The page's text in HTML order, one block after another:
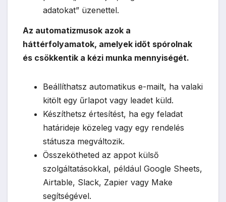
adatokat” üzenettel.
Az automatizmusok azok a
háttérfolyamatok, amelyek időt spórolnak
és csökkentik a kézi munka mennyiségét.
Beállíthatsz automatikus e-mailt, ha valaki
kitölt egy űrlapot vagy leadet küld.
Készíthetsz értesítést, ha egy feladat
határideje közeleg vagy egy rendelés
státusza megváltozik.
Összekötheted az appot külső
szolgáltatásokkal, például Google Sheets,
Airtable, Slack, Zapier vagy Make
segítségével.